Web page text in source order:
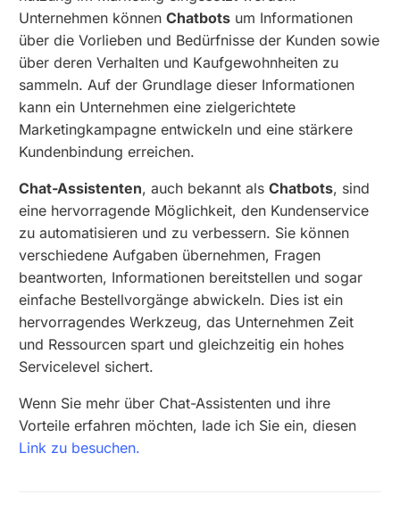
Unternehmen könnenChatbots um Informationen
über die Vorlieben und Bedürfnisse der Kunden sowie
über deren Verhalten und Kaufgewohnheiten zu
sammeln. Auf der Grundlage dieser Informationen
kann ein Unternehmen eine zielgerichtete
Marketingkampagne entwickeln und eine stärkere
Kundenbindung erreichen.
Chat-Assistenten, auch bekannt alsChatbots, sind
eine hervorragende Möglichkeit, den Kundenservice
zu automatisieren und zu verbessern. Sie können
verschiedene Aufgaben übernehmen, Fragen
beantworten, Informationen bereitstellen und sogar
einfache Bestellvorgänge abwickeln. Dies ist ein
hervorragendes Werkzeug, das Unternehmen Zeit
und Ressourcen spart und gleichzeitig ein hohes
Servicelevel sichert.
Wenn Sie mehr über Chat-Assistenten und ihre
Vorteile erfahren möchten, lade ich Sie ein, diesen
Link zu besuchen.